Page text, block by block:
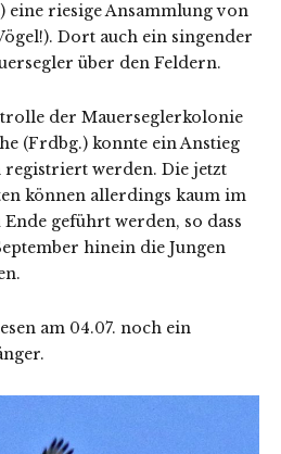
eine riesige Ansammlung von
Dort auch ein singender
über den Feldern.
der Mauerseglerkolonie
(Frdbg.) konnte ein Anstieg
registriert werden. Die jetzt
können allerdings kaum im
geführt werden, so dass
hinein die Jungen
am 04.07. noch ein